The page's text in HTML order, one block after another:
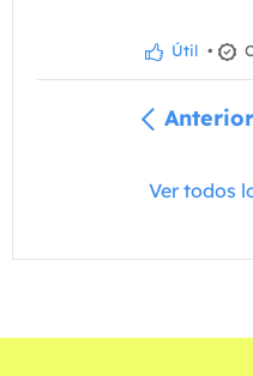
Útil •
Anterior
Ver todos